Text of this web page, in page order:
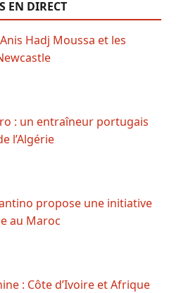
EN DIRECT
Hadj Moussa et les
: un entraîneur portugais
l’Algérie
propose une initiative
au Maroc
: Côte d’Ivoire et Afrique